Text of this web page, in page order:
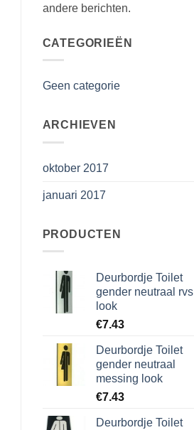
andere berichten.
CATEGORIEËN
Geen categorie
ARCHIEVEN
oktober 2017
januari 2017
PRODUCTEN
Deurbordje Toilet
gender neutraal rvs
look
€7.43
Deurbordje Toilet
gender neutraal
messing look
€7.43
Deurbordje Toilet